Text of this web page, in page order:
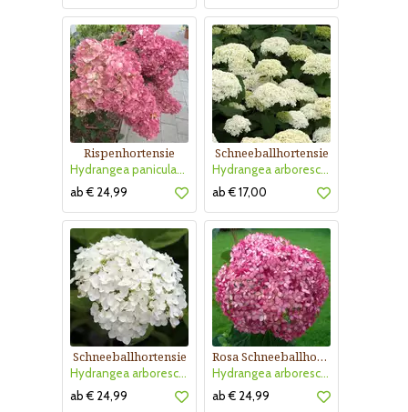
Rispenhortensie
Hydrangea paniculata 'Pinky Winky'
ab € 24,99
Schneeballhortensie
Hydrangea arborescens 'Annabelle'
ab € 17,00
Schneeballhortensie
Hydrangea arborescens 'Strong Annabelle'
ab € 24,99
Rosa Schneeballhortensie
Hydrangea arborescens 'Pink Annabelle'
ab € 24,99